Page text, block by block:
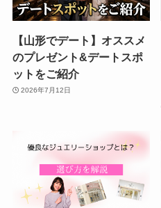
【山形でデート】オススメ
のプレゼント&デートスポ
ットをご紹介
2026年7月12日